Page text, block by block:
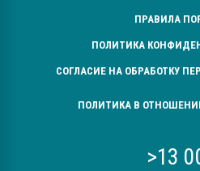
ПРАВИЛА
ПОЛИТИКА
СОГЛАСИЕ НА ОБРАБОТКУ
ПОЛИТИКА В
>13